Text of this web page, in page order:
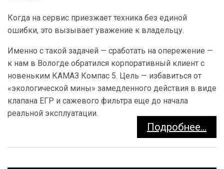
Когда на сервис приезжает техника без единой
ошибки, это вызывает уважение к владельцу.
Именно с такой задачей — сработать на опережение —
к нам в Вологде обратился корпоративный клиент с
новеньким КАМАЗ Компас 5. Цель — избавиться от
«экологической мины» замедленного действия в виде
клапана ЕГР и сажевого фильтра еще до начала
реальной эксплуатации.
Подробнее...